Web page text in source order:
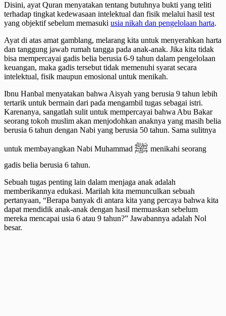
Disini, ayat Quran menyatakan tentang butuhnya bukti yang teliti
terhadap tingkat kedewasaan intelektual dan fisik melalui hasil test
yang objektif sebelum memasuki usia nikah dan pengelolaan harta.
Ayat di atas amat gamblang, melarang kita untuk menyerahkan harta
dan tanggung jawab rumah tangga pada anak-anak. Jika kita tidak
bisa mempercayai gadis belia berusia 6-9 tahun dalam pengelolaan
keuangan, maka gadis tersebut tidak memenuhi syarat secara
intelektual, fisik maupun emosional untuk menikah.
Ibnu Hanbal menyatakan bahwa Aisyah yang berusia 9 tahun lebih
tertarik untuk bermain dari pada mengambil tugas sebagai istri.
Karenanya, sangatlah sulit untuk mempercayai bahwa Abu Bakar
seorang tokoh muslim akan menjodohkan anaknya yang masih belia
berusia 6 tahun dengan Nabi yang berusia 50 tahun. Sama sulitnya
untuk membayangkan Nabi Muhammad ﷺ menikahi seorang
gadis belia berusia 6 tahun.
Sebuah tugas penting lain dalam menjaga anak adalah
memberikannya edukasi. Marilah kita memunculkan sebuah
pertanyaan, “Berapa banyak di antara kita yang percaya bahwa kita
dapat mendidik anak-anak dengan hasil memuaskan sebelum
mereka mencapai usia 6 atau 9 tahun?” Jawabannya adalah Nol
besar.